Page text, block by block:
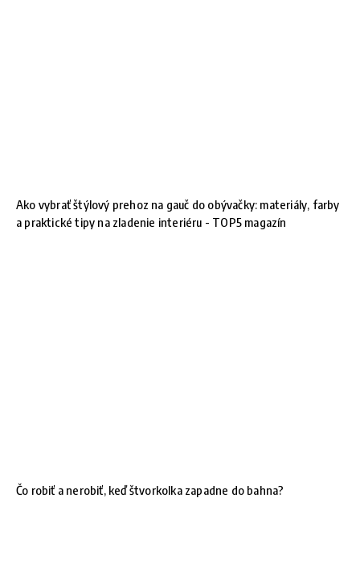
Ako vybrať štýlový prehoz na gauč do obývačky: materiály, farby
a praktické tipy na zladenie interiéru - TOP5 magazín
Čo robiť a nerobiť, keď štvorkolka zapadne do bahna?